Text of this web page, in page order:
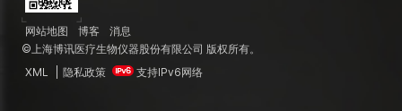
网站地图 博客
消息
©上海博讯医疗生物仪器股份有限公司 版权所有。
XML
隐私政策 支持IPv6网络